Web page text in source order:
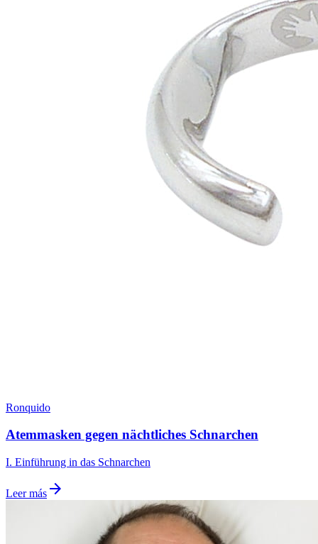
Ronquido
Atemmasken gegen nächtliches Schnarchen
I. Einführung in das Schnarchen
Leer más arrow_forward